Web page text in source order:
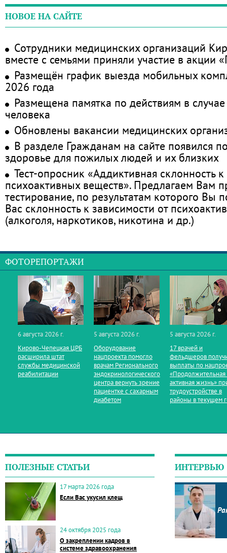
НОВОЕ НА САЙТЕ
Сотрудники медицинских организаций
вместе с семьями приняли участие в акции
Размещён график выезда мобильных
2026 года
Размещена памятка по действиям в
человека
Обновлены вакансии медицинских
В разделе Гражданам на сайте появился
здоровье для пожилых людей и их близких
Тест-опросник «Аддиктивная склонность
психоактивных веществ». Предлагаем Вам
тестирование, по результатам которого Вы
Вас склонность к зависимости от
(алкоголя, наркотиков, никотина и др.)
ФОТОРЕПОРТАЖИ
6 августа 2026 г.
Кирово‑Чепецкая ЦРБ
расширила штат
службы медицинской
реабилитации
5 августа 2026 г.
Оборудование
нацпроекта помогло
врачам Регионального
эндокринологического
центра вернуть зрение
пациентке с сахарным
диабетом
5 августа 2026 г.
17 врачей и
фельдшеров
выплаты по
«Продолжительная
активная жизнь»
трудоустройстве в
районы в текущем
ПОЛЕЗНЫЕ СТАТЬИ
17 марта 2026 года
Если Вас укусил клещ
24 октября 2025 года
О закреплении кадров в
системе здравоохранения
ИНТЕРВЬЮ